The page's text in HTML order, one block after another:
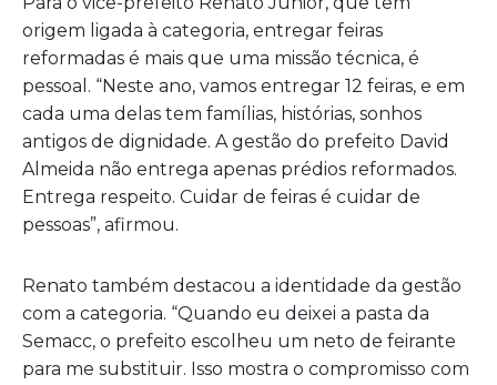
origem ligada à categoria, entregar feiras
reformadas é mais que uma missão técnica, é
pessoal. “Neste ano, vamos entregar 12 feiras, e em
cada uma delas tem famílias, histórias, sonhos
antigos de dignidade. A gestão do prefeito David
Almeida não entrega apenas prédios reformados.
Entrega respeito. Cuidar de feiras é cuidar de
pessoas”, afirmou.
Renato também destacou a identidade da gestão
com a categoria. “Quando eu deixei a pasta da
Semacc, o prefeito escolheu um neto de feirante
para me substituir. Isso mostra o compromisso com